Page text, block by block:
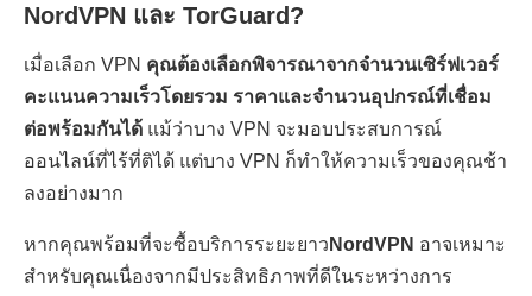
NordVPN และ TorGuard?
เมื่อเลือก VPN คุณต้องเลือกพิจารณาจากจำนวนเซิร์ฟเวอร์
คะแนนความเร็วโดยรวม ราคาและจำนวนอุปกรณ์ที่เชื่อม
ต่อพร้อมกันได้ แม้ว่าบาง VPN จะมอบประสบการณ์
ออนไลน์ที่ไร้ที่ติได้ แต่บาง VPN ก็ทำให้ความเร็วของคุณช้า
ลงอย่างมาก
หากคุณพร้อมที่จะซื้อบริการระยะยาว NordVPN อาจเหมาะ
สำหรับคุณเนื่องจากมีประสิทธิภาพที่ดีในระหว่างการ